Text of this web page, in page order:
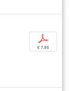
p
€ 7,95